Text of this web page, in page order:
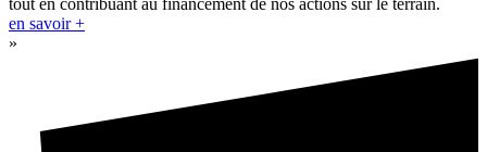
tout en contribuant au financement de nos actions sur le terrain.
en savoir +
»